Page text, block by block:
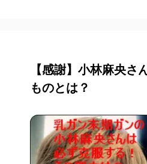
【感謝】小林麻央さ
ものとは？